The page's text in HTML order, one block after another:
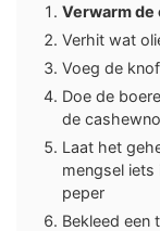
Verwarm de
Verhit wat
Voeg de
Doe de
de
Laat het
mengsel
peper
Bekleed een